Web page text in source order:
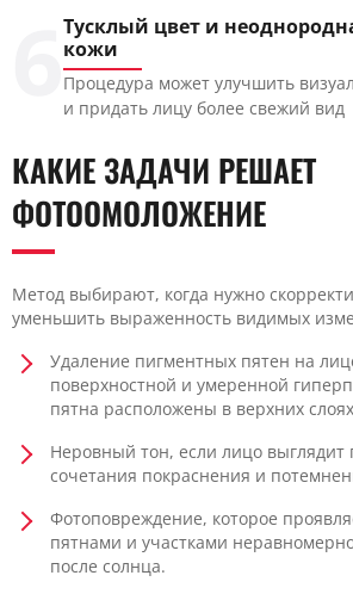
Тусклый цвет и
кожи
Процедура может улучшить
и придать лицу более свежий вид
КАКИЕ ЗАДАЧИ РЕШАЕТ
ФОТООМОЛОЖЕНИЕ
Метод выбирают, когда нужно
уменьшить выраженность видимых
Удаление пигментных пятен на
поверхностной и умеренной
пятна расположены в верхних
Неровный тон, если лицо выглядит
сочетания покраснения и
Фотоповреждение, которое
пятнами и участками
после солнца.